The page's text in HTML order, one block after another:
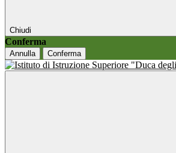
Chiudi
Conferma
Annulla Conferma